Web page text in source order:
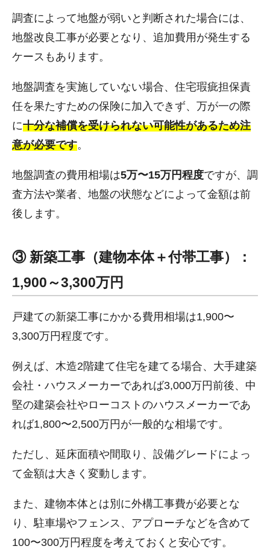
調査によって地盤が弱いと判断された場合には、
地盤改良工事が必要となり、追加費用が発生する
ケースもあります。
地盤調査を実施していない場合、住宅瑕疵担保責
任を果たすための保険に加入できず、万が一の際
に十分な補償を受けられない可能性があるため注
意が必要です。
地盤調査の費用相場は5万〜15万円程度ですが、調
査方法や業者、地盤の状態などによって金額は前
後します。
③ 新築工事（建物本体＋付帯工事）：
1,900～3,300万円
戸建ての新築工事にかかる費用相場は1,900〜
3,300万円程度です。
例えば、木造2階建て住宅を建てる場合、大手建築
会社・ハウスメーカーであれば3,000万円前後、中
堅の建築会社やローコストのハウスメーカーであ
れば1,800〜2,500万円が一般的な相場です。
ただし、延床面積や間取り、設備グレードによっ
て金額は大きく変動します。
また、建物本体とは別に外構工事費が必要とな
り、駐車場やフェンス、アプローチなどを含めて
100〜300万円程度を考えておくと安心です。